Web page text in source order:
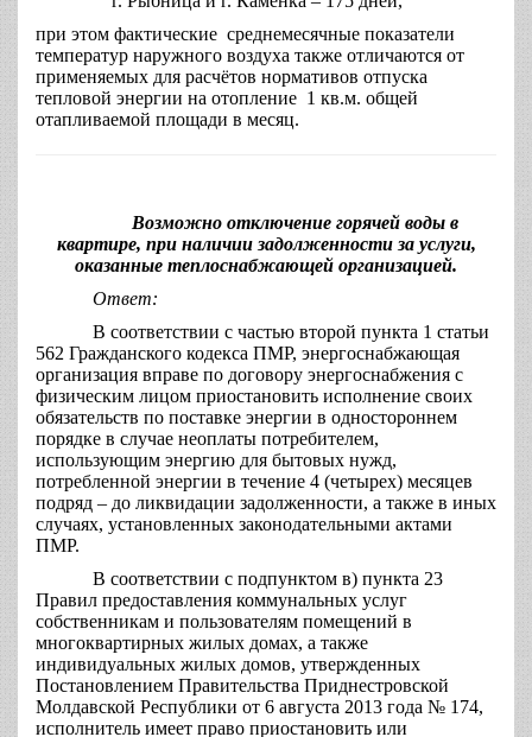
при этом фактические среднемесячные показатели
температур наружного воздуха также отличаются от
применяемых для расчётов нормативов отпуска
тепловой энергии на отопление 1 кв.м. общей
отапливаемой площади в месяц.
Возможно отключение горячей воды в
квартире, при наличии задолженности за услуги,
оказанные теплоснабжающей организацией.
Ответ:
В соответствии с частью второй пункта 1 статьи
562 Гражданского кодекса ПМР, энергоснабжающая
организация вправе по договору энергоснабжения с
физическим лицом приостановить исполнение своих
обязательств по поставке энергии в одностороннем
порядке в случае неоплаты потребителем,
использующим энергию для бытовых нужд,
потребленной энергии в течение 4 (четырех) месяцев
подряд – до ликвидации задолженности, а также в иных
случаях, установленных законодательными актами
ПМР.
В соответствии с подпунктом в) пункта 23
Правил предоставления коммунальных услуг
собственникам и пользователям помещений в
многоквартирных жилых домах, а также
индивидуальных жилых домов, утвержденных
Постановлением Правительства Приднестровской
Молдавской Республики от 6 августа 2013 года № 174,
исполнитель имеет право приостановить или